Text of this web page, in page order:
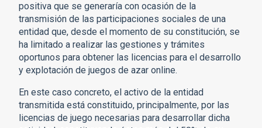
positiva que se generaría con ocasión de la
transmisión de las participaciones sociales de una
entidad que, desde el momento de su constitución, se
ha limitado a realizar las gestiones y trámites
oportunos para obtener las licencias para el desarrollo
y explotación de juegos de azar online.
En este caso concreto, el activo de la entidad
transmitida está constituido, principalmente, por las
licencias de juego necesarias para desarrollar dicha